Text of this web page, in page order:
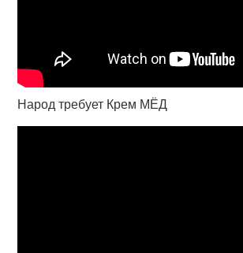
Народ требует Крем МЁД